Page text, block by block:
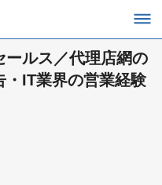
ールス／代理店網の
・IT業界の営業経験